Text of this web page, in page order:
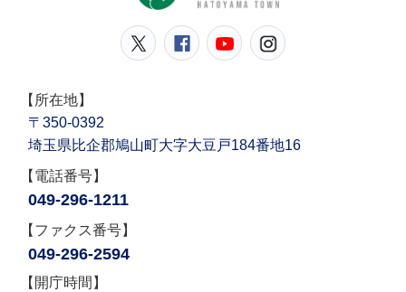
鳩山町公式Twitter
鳩山町公式Facebook
鳩山町公式
【所在地】
〒350-0392
埼玉県比企郡鳩山町大字大豆戸184番地16
【電話番号】
049-296-1211
【ファクス番号】
049-296-2594
【開庁時間】